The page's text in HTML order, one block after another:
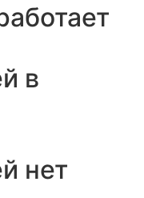
в
нет